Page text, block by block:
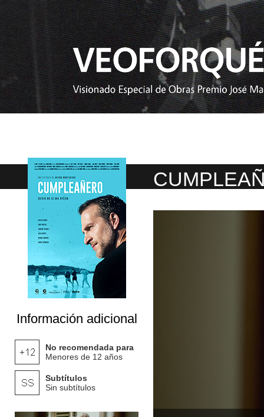
Información adicional
No recomendada para
Menores de 12 años
Subtítulos
Sin subtítulos